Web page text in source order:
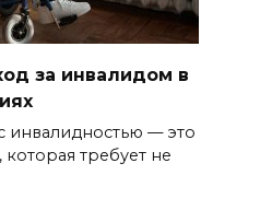
за инвалидом в
инвалидностью — это
требует не